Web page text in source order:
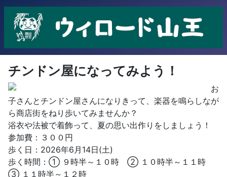
チンドン屋になってみよう！
お
子さんとチンドン屋さんになりきって、楽器を鳴らしなが
ら商店街をねり歩いてみませんか？
浴衣や法被で着飾って、夏の思い出作りをしましょう！
参加費：３００円
歩く日：2026年6月14日(土)
歩く時間：① ９時半～１０時 ② １０時半～１１時
③ １１時半～１２時